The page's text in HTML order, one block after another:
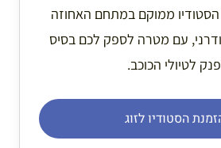
הסטודיו ממוקם במתחם האחוזה
עם מטרה לספק לכם בסיס
לטיולי הכוכב.
הסטודיו לזוג